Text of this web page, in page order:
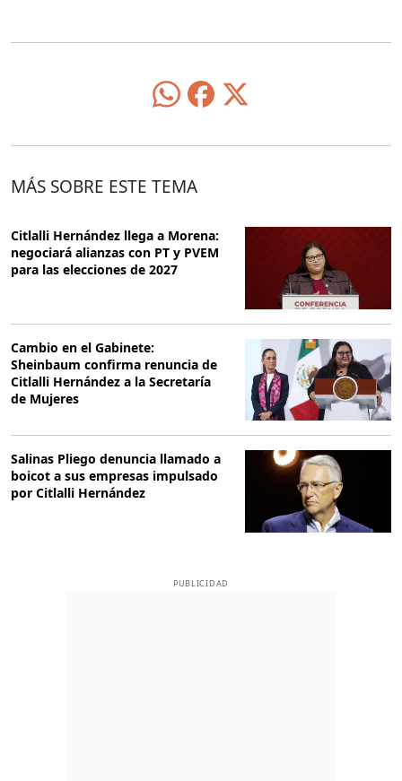
MÁS SOBRE ESTE TEMA
Citlalli Hernández llega a Morena:
negociará alianzas con PT y PVEM
para las elecciones de 2027
Cambio en el Gabinete:
Sheinbaum confirma renuncia de
Citlalli Hernández a la Secretaría
de Mujeres
Salinas Pliego denuncia llamado a
boicot a sus empresas impulsado
por Citlalli Hernández
PUBLICIDAD